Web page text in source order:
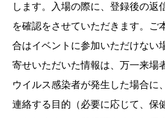
します。入場の際に、登録後の返
を確認をさせていただきます。ご
合はイベントに参加いただけない
寄せいただいた情報は、万一来場
ウイルス感染者が発生した場合に
連絡する目的（必要に応じて、保